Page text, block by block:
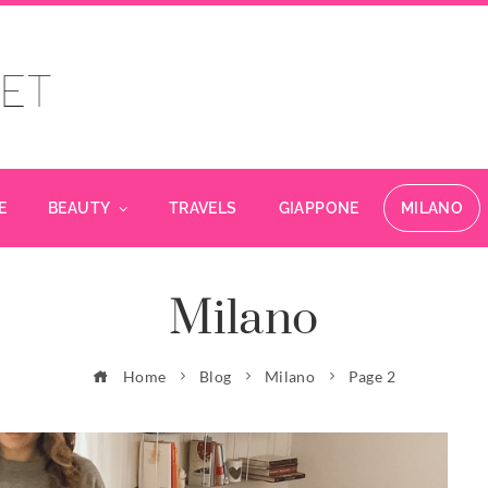
BEAUTY TRAVELS GIAPPONE MILANO
Milano
Home Blog Milano Page 2